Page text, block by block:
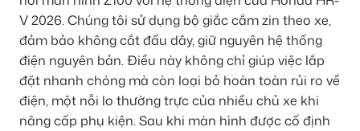
V 2026. Chúng tôi sử dụng bộ giắc cắm zin theo xe,
đảm bảo không cắt đấu dây, giữ nguyên hệ thống
điện nguyên bản. Điều này không chỉ giúp việc lắp
đặt nhanh chóng mà còn loại bỏ hoàn toàn rủi ro về
điện, một nỗi lo thường trực của nhiều chủ xe khi
nâng cấp phụ kiện. Sau khi màn hình được cố định